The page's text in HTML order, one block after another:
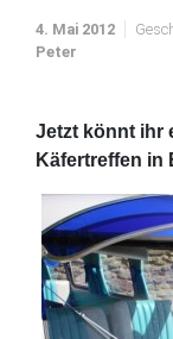
4. Mai 2012
Peter
Jetzt könnt ihr
Käfertreffen in